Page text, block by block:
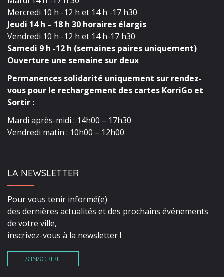
Mercredi 10 h -12 h et 14 h -17 h30
Jeudi 14 h – 18 h 30 horaires élargis
Vendredi 10 h -12 h et 14 h-17 h30
Samedi 9 h -12 h (semaines paires uniquement)
Ouverture une semaine sur deux
Permanences solidarité uniquement sur rendez-
vous pour le rechargement des cartes KorriGo et
Sortir :
Mardi après-midi : 14h00 – 17h30
Vendredi matin : 10h00 – 12h00
LA NEWSLETTER
Pour vous tenir informé(e)
des dernières actualités et des prochains événements
de votre ville,
inscrivez-vous à la newsletter !
S’INSCRIRE